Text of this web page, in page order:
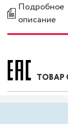
Подробное
описание
ТОВАР